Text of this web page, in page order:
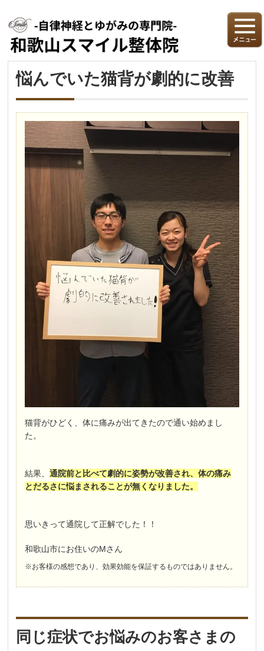
悩んでいた猫背が劇的に改善
猫背がひどく、体に痛みが出てきたので通い始めまし
た。
結果、通院前と比べて劇的に姿勢が改善され、体の痛み
とだるさに悩まされることが無くなりました。
思いきって通院して正解でした！！
和歌山市にお住いのMさん
※お客様の感想であり、効果効能を保証するものではありません。
同じ症状でお悩みのお客さまの